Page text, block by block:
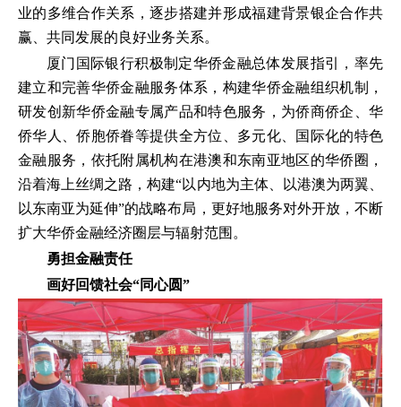
业的多维合作关系，逐步搭建并形成福建背景银企合作共
赢、共同发展的良好业务关系。
厦门国际银行积极制定华侨金融总体发展指引，率先
建立和完善华侨金融服务体系，构建华侨金融组织机制，
研发创新华侨金融专属产品和特色服务，为侨商侨企、华
侨华人、侨胞侨眷等提供全方位、多元化、国际化的特色
金融服务，依托附属机构在港澳和东南亚地区的华侨圈，
沿着海上丝绸之路，构建“以内地为主体、以港澳为两翼、
以东南亚为延伸”的战略布局，更好地服务对外开放，不断
扩大华侨金融经济圈层与辐射范围。
勇担金融责任
画好回馈社会“同心圆”